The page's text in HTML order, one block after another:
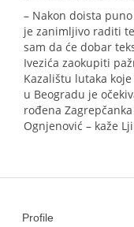
– Nakon doista
je zanimljivo raditi
sam da će dobar
Ivezića zaokupiti
Kazalištu lutaka
u Beogradu je
rođena
Ognjenović – kaže
Profile